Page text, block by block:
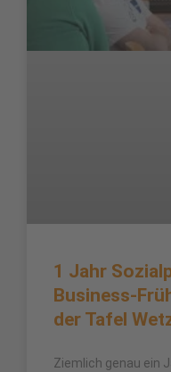
1 Jahr
Business-
der Tafel
Ziemlich genau ein